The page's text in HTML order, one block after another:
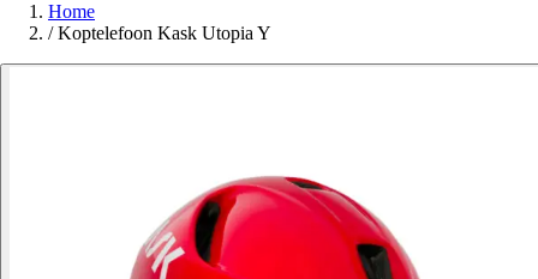
Home
/ Koptelefoon Kask Utopia Y